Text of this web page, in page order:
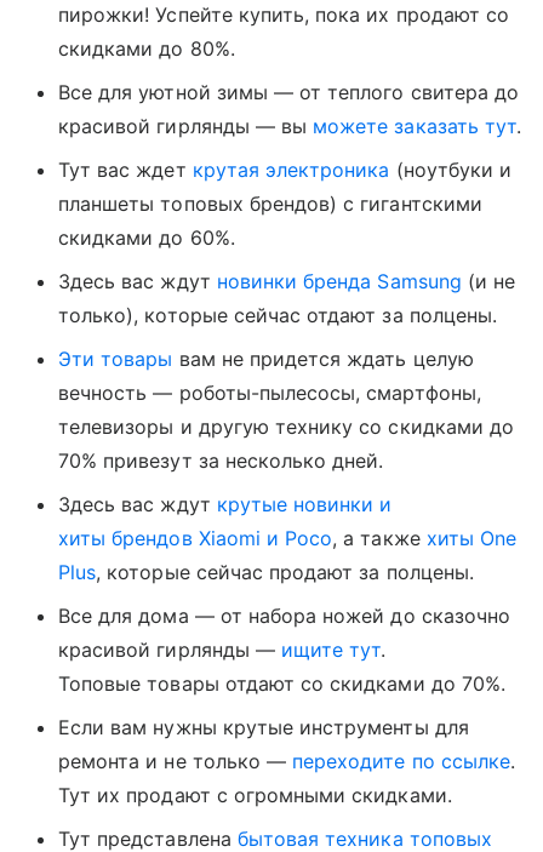
пирожки! Успейте купить, пока их продают со
скидками до 80%.
Все для уютной зимы — от теплого свитера до
красивой гирлянды — вы можете заказать тут.
Тут вас ждет крутая электроника (ноутбуки и
планшеты топовых брендов) с гигантскими
скидками до 60%.
Здесь вас ждут новинки бренда Samsung (и не
только), которые сейчас отдают за полцены.
Эти товары вам не придется ждать целую
вечность — роботы-пылесосы, смартфоны,
телевизоры и другую технику со скидками до
70% привезут за несколько дней.
Здесь вас ждут крутые новинки и
хиты брендов Xiaomi и Poco, а также хиты One
Plus, которые сейчас продают за полцены.
Все для дома — от набора ножей до сказочно
красивой гирлянды — ищите тут.
Топовые товары отдают со скидками до 70%.
Если вам нужны крутые инструменты для
ремонта и не только — переходите по ссылке.
Тут их продают с огромными скидками.
Тут представлена бытовая техника топовых